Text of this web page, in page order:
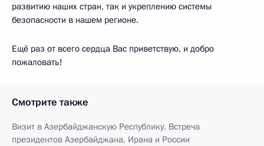
развитию наших стран, так и укреплению системы
безопасности в нашем регионе.
Ещё раз от всего сердца Вас приветствую, и добро
пожаловать!
Смотрите также
Визит в Азербайджанскую Республику. Встреча
президентов Азербайджана, Ирана и России